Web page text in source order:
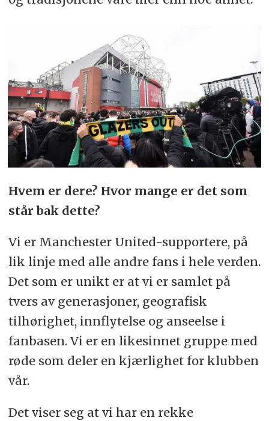
Hvem er dere? Hvor mange er det som
står bak dette?
Vi er Manchester United-supportere, på
lik linje med alle andre fans i hele verden.
Det som er unikt er at vi er samlet på
tvers av generasjoner, geografisk
tilhørighet, innflytelse og anseelse i
fanbasen. Vi er en likesinnet gruppe med
røde som deler en kjærlighet for klubben
vår.
Det viser seg at vi har en rekke